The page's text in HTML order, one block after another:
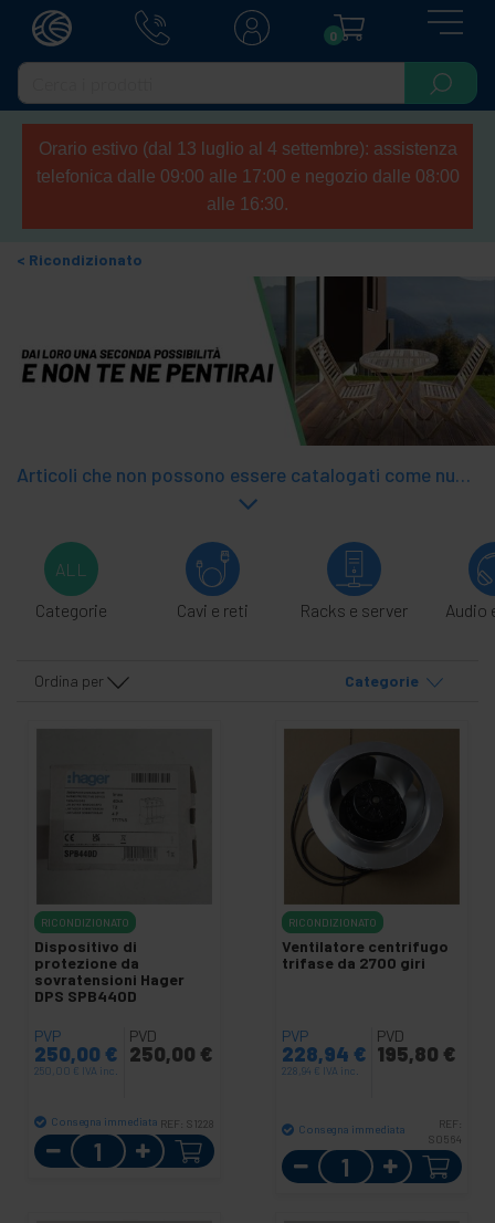
0
Orario estivo (dal 13 luglio al 4 settembre): assistenza
telefonica dalle 09:00 alle 17:00 e negozio dalle 08:00
alle 16:30.
Ricondizionato
Articoli che non possono essere catalogati come nuovi ma perfettamente funzionanti. La descrizione del prodotto specifica lo stato. Di solito sono articoli con un prezzo inferiore rispetto all'originale. Tutti i prodotti Outlet hanno una garanzia di due anni.
ALL
Categorie
Cavi e reti Racks e server Audio
Ordina per Categorie
RICONDIZIONATO
Dispositivo di
protezione da
sovratensioni Hager
DPS SPB440D
PVP
250,00 €
250,00 € IVA inc.
PVD
250,00 €
Consegna immediata REF: S1228
Quantità
RICONDIZIONATO
Ventilatore centrifugo
trifase da 2700 giri
PVP
228,94 €
228,94 € IVA inc.
PVD
195,80 €
Consegna immediata
REF:
S0564
Quantità